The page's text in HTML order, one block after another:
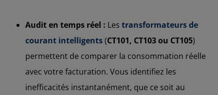
Audit en temps réel : Les transformateurs de
courant intelligents(CT101, CT103 ou CT105)
permettent de comparer la consommation réelle
avec votre facturation. Vous identifiez les
inefficacités instantanément, que ce soit au